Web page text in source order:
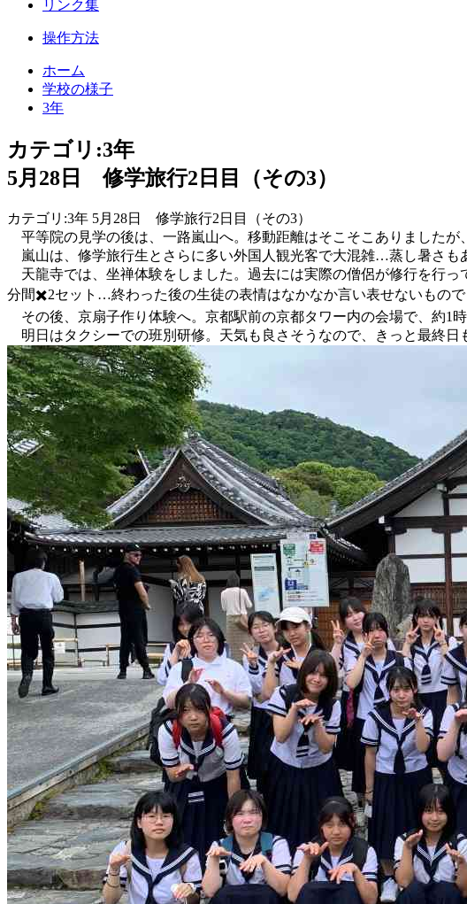
リンク集
操作方法
ホーム
学校の様子
3年
カテゴリ:3年
5月28日 修学旅行2日目（その3）
カテゴリ:3年 5月28日 修学旅行2日目（その3）
平等院の見学の後は、一路嵐山へ。移動距離はそこそこありましたが
嵐山は、修学旅行生とさらに多い外国人観光客で大混雑…蒸し暑さも
天龍寺では、坐禅体験をしました。過去には実際の僧侶が修行を行
分間✖️2セット…終わった後の生徒の表情はなかなか言い表せないもので
その後、京扇子作り体験へ。京都駅前の京都タワー内の会場で、約1
明日はタクシーでの班別研修。天気も良さそうなので、きっと最終日